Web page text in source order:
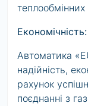
Економічність:
Автоматика
надійність,
рахунок
поєднанні з